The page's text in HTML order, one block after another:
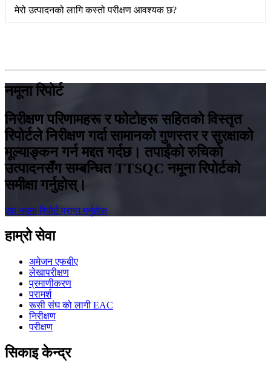
मेरो उत्पादनको लागि कस्तो परीक्षण आवश्यक छ?
नमूना रिपोर्ट
निरीक्षण परिणामहरू र फोटोहरू सहितको विस्तृत
रिपोर्टले निरीक्षण गर्दा सामानको गुणस्तर र सुरक्षाको
मूल्याङ्कन गर्न मद्दत गर्दछ। तपाईंको रुचिको
उत्पादनसँग सम्बन्धित TTSQC नमूना रिपोर्टको
समीक्षा गर्नुहोस्।
एक नमूना रिपोर्ट प्राप्त गर्नुहोस्
हाम्रो सेवा
अमेजन एफबीए
लेखापरीक्षण
प्रमाणीकरण
परामर्श
रूसी संघ को लागी EAC
निरीक्षण
परीक्षण
सिकाइ केन्द्र